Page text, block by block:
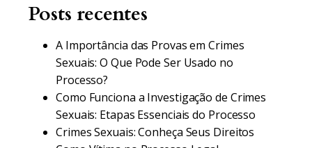
Posts recentes
A Importância das Provas em Crimes
Sexuais: O Que Pode Ser Usado no
Processo?
Como Funciona a Investigação de Crimes
Sexuais: Etapas Essenciais do Processo
Crimes Sexuais: Conheça Seus Direitos